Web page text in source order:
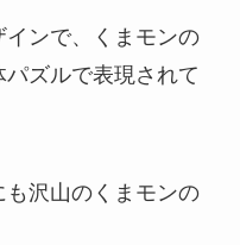
ンで、くまモンの
ズルで表現されて
も沢山のくまモンの